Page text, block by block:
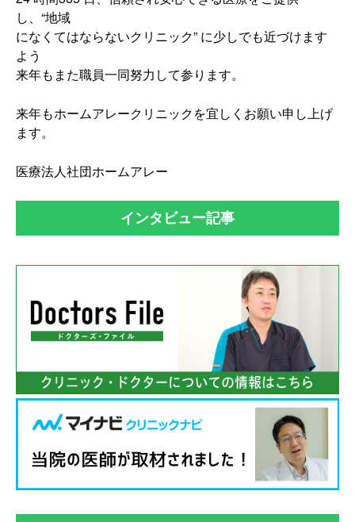
し、“地域
になくてはならないクリニック” に少しでも近づけます
よう
来年もまた職員一同努力して参ります。
来年もホームアレークリニックを宜しくお願い申し上げ
ます。
医療法人社団ホームアレー
インタビュー記事